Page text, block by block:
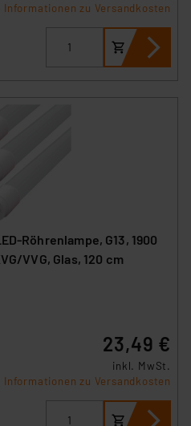
Informationen zu Versandkosten
Röhrenlampe, G13, 1900
VVG, Glas, 120 cm
23,49 €
inkl. MwSt.
Informationen zu Versandkosten